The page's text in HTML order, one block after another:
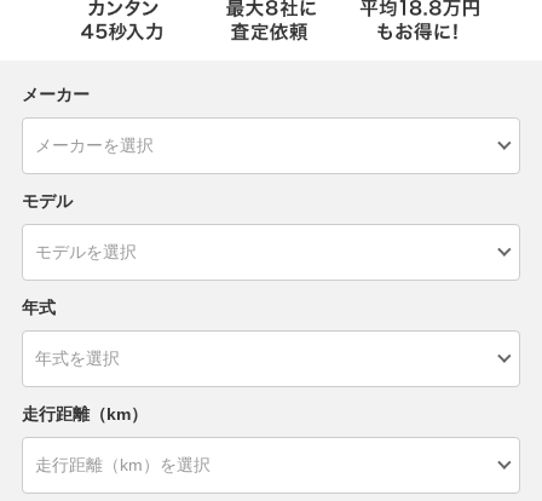
メーカー
モデル
年式
走行距離（km）